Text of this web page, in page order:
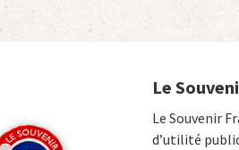
Le
Le Souvenir
d’utilité